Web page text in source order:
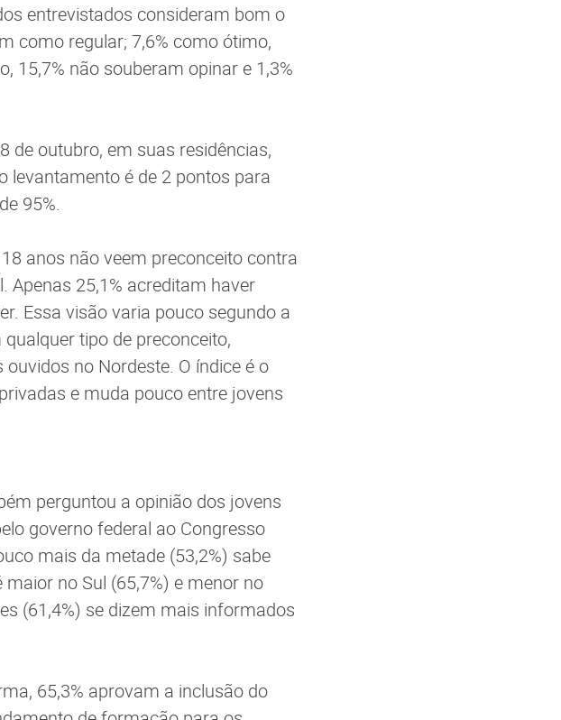
entrevistados consideram bom o
como regular; 7,6% como ótimo,
15,7% não souberam opinar e 1,3%
de outubro, em suas residências,
levantamento é de 2 pontos para
95%.
anos não veem preconceito contra
Apenas 25,1% acreditam haver
Essa visão varia pouco segundo a
tipo de preconceito,
no Nordeste. O índice é o
e muda pouco entre jovens
perguntou a opinião dos jovens
governo federal ao Congresso
mais da metade (53,2%) sabe
no Sul (65,7%) e menor no
(61,4%) se dizem mais informados
65,3% aprovam a inclusão do